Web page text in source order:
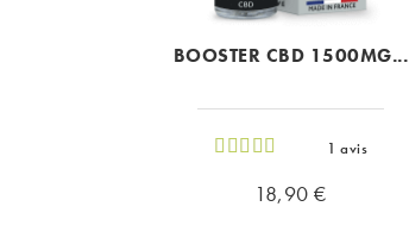
BOOSTER CBD 1500MG...
1 avis
Prix
18,90 €